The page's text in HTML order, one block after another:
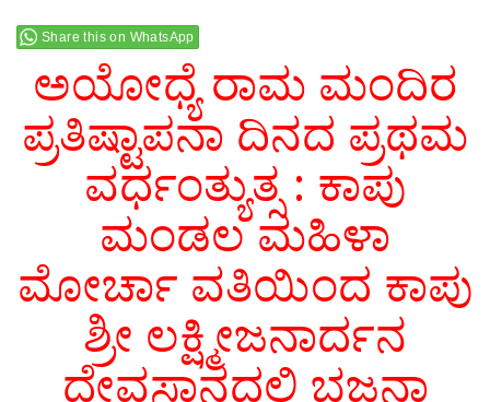
Share this on WhatsApp
ಅಯೋಧ್ಯೆ ರಾಮ ಮಂದಿರ
ಪ್ರತಿಷ್ಟಾಪನಾ ದಿನದ ಪ್ರಥಮ
ವರ್ಧಂತ್ಯುತ್ಸ : ಕಾಪು
ಮಂಡಲ ಮಹಿಳಾ
ಮೋರ್ಚಾ ವತಿಯಿಂದ ಕಾಪು
ಶ್ರೀ ಲಕ್ಷ್ಮೀಜನಾರ್ದನ
ದೇವಸ್ಥಾನದಲ್ಲಿ ಭಜನಾ